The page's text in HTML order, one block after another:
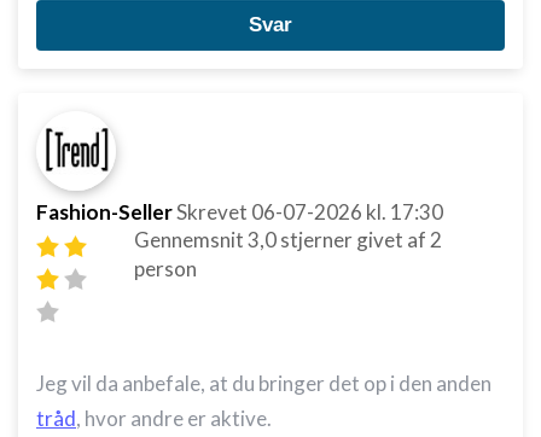
Svar
Fashion-SellerSkrevet 06-07-2026 kl. 17:30
Gennemsnit3,0stjerner givet af 2
person
Jeg vil da anbefale, at du bringer det op i den anden
tråd, hvor andre er aktive.